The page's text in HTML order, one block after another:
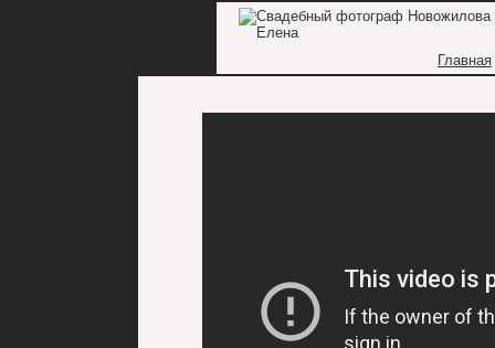
Главная